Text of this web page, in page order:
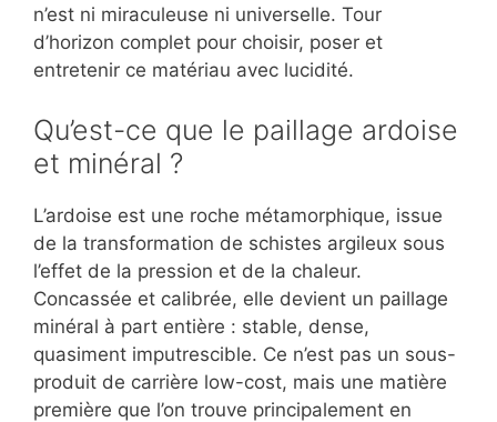
n’est ni miraculeuse ni universelle. Tour
d’horizon complet pour choisir, poser et
entretenir ce matériau avec lucidité.
Qu’est-ce que le paillage ardoise
et minéral ?
L’ardoise est une roche métamorphique, issue
de la transformation de schistes argileux sous
l’effet de la pression et de la chaleur.
Concassée et calibrée, elle devient un paillage
minéral à part entière : stable, dense,
quasiment imputrescible. Ce n’est pas un sous-
produit de carrière low-cost, mais une matière
première que l’on trouve principalement en